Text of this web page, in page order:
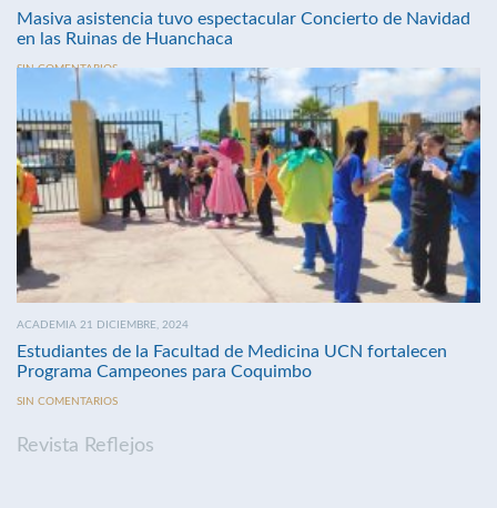
Masiva asistencia tuvo espectacular Concierto de Navidad
en las Ruinas de Huanchaca
SIN COMENTARIOS
ACADEMIA 21 DICIEMBRE, 2024
Estudiantes de la Facultad de Medicina UCN fortalecen
Programa Campeones para Coquimbo
SIN COMENTARIOS
Revista Reflejos